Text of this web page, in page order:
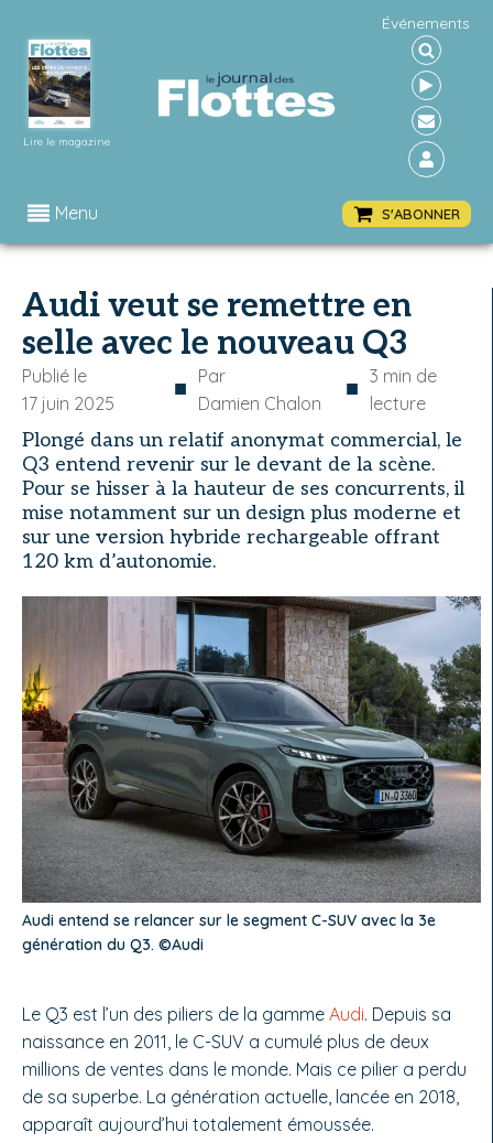
Lire le magazine
Événements
Menu S'ABONNER
Audi veut se remettre en
selle avec le nouveau Q3
Publié le
17 juin 2025
■ Par
Damien Chalon
■ 3 min de
lecture
Plongé dans un relatif anonymat commercial, le
Q3 entend revenir sur le devant de la scène.
Pour se hisser à la hauteur de ses concurrents, il
mise notamment sur un design plus moderne et
sur une version hybride rechargeable offrant
120 km d’autonomie.
Audi entend se relancer sur le segment C-SUV avec la 3e
génération du Q3. ©Audi
Le Q3 est l’un des piliers de la gamme Audi. Depuis sa
naissance en 2011, le C-SUV a cumulé plus de deux
millions de ventes dans le monde. Mais ce pilier a perdu
de sa superbe. La génération actuelle, lancée en 2018,
apparaît aujourd’hui totalement émoussée.